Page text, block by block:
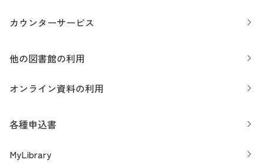
カウンターサービス
他の図書館の利用
オンライン資料の利用
各種申込書
MyLibrary